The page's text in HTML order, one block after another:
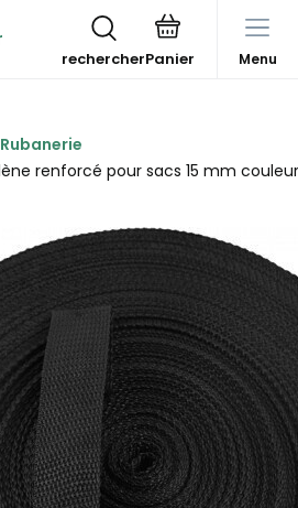
rechercher Menu
Rubanerie
renforcé pour sacs 15 mm